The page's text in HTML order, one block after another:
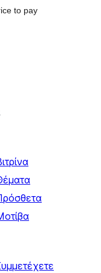
to pay